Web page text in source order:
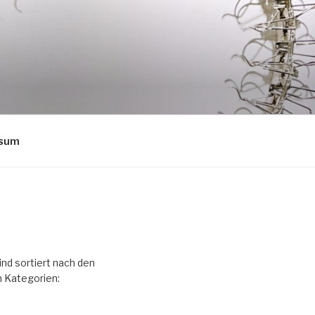
sortiert nach den
Kategorien: